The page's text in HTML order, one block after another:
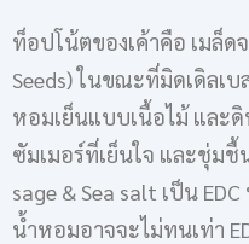
ท็อปโน้ตของเค้าคือ เมล็
Seeds) ในขณะที่มิดเดิลเ
หอมเย็นแบบเนื้อไม้ และ
ซัมเมอร์ที่เย็นใจ และชุ่ม
sage & Sea salt เป็น
น้ำหอมอาจจะไม่ทนเท่า